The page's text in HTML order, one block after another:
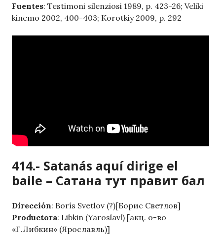
Fuentes: Testimoni silenziosi 1989, p. 423-26; Veliki
kinemo 2002, 400-403; Korotkiy 2009, p. 292
414.- Satanás aquí dirige el
baile – Сатана тут правит бал
Dirección: Borís Svetlov (?)[Борис Светлов]
Productora: Libkin (Yaroslavl) [акц. о-во
«Г.Либкин» (Ярославль)]